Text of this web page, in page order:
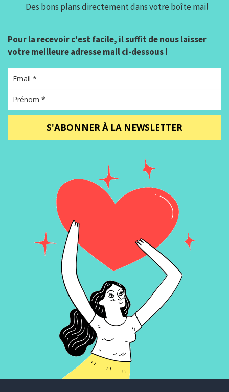
Des bons plans directement dans votre boîte mail
Pour la recevoir c'est facile, il suffit de nous laisser
votre meilleure adresse mail ci-dessous !
S'ABONNER À LA NEWSLETTER